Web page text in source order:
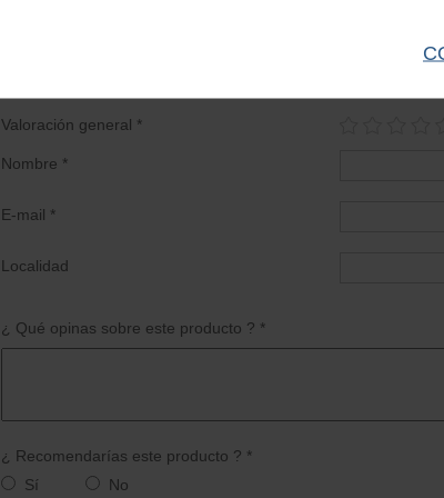
Valoración general *
Nombre *
E-mail *
Localidad
¿ Qué opinas sobre este producto ? *
¿ Recomendarías este producto ? *
Sí
No